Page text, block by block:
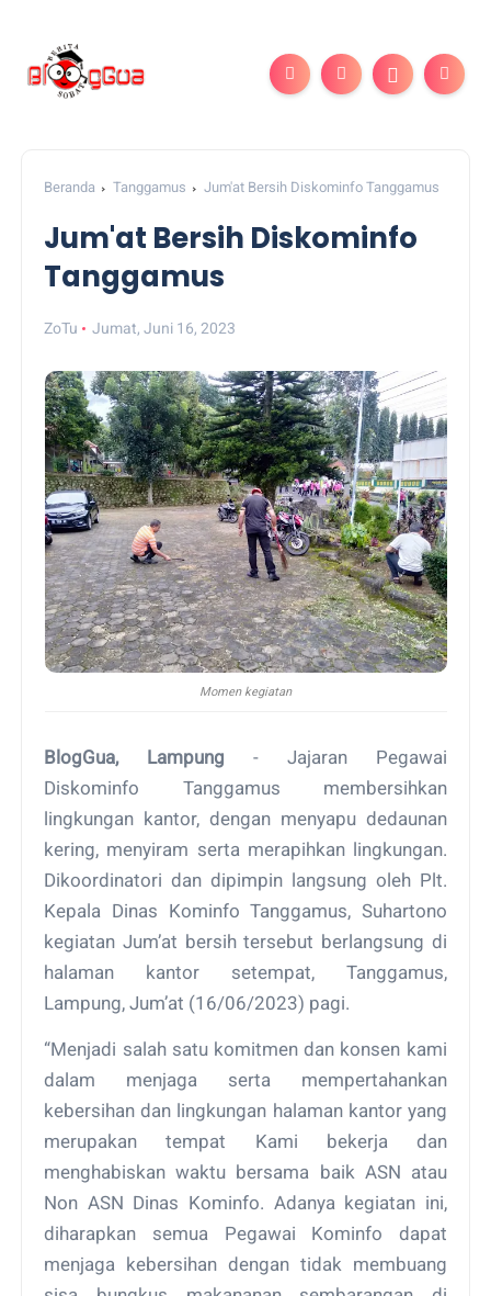
Beranda Tanggamus Jum'at Bersih Diskominfo Tanggamus
Jum'at Bersih Diskominfo
Tanggamus
ZoTu Jumat, Juni 16, 2023
Momen kegiatan
BlogGua, Lampung - Jajaran Pegawai
Diskominfo Tanggamus membersihkan
lingkungan kantor, dengan menyapu dedaunan
kering, menyiram serta merapihkan lingkungan.
Dikoordinatori dan dipimpin langsung oleh Plt.
Kepala Dinas Kominfo Tanggamus, Suhartono
kegiatan Jum’at bersih tersebut berlangsung di
halaman kantor setempat, Tanggamus,
Lampung, Jum’at (16/06/2023) pagi.
“Menjadi salah satu komitmen dan konsen kami
dalam menjaga serta mempertahankan
kebersihan dan lingkungan halaman kantor yang
merupakan tempat Kami bekerja dan
menghabiskan waktu bersama baik ASN atau
Non ASN Dinas Kominfo. Adanya kegiatan ini,
diharapkan semua Pegawai Kominfo dapat
menjaga kebersihan dengan tidak membuang